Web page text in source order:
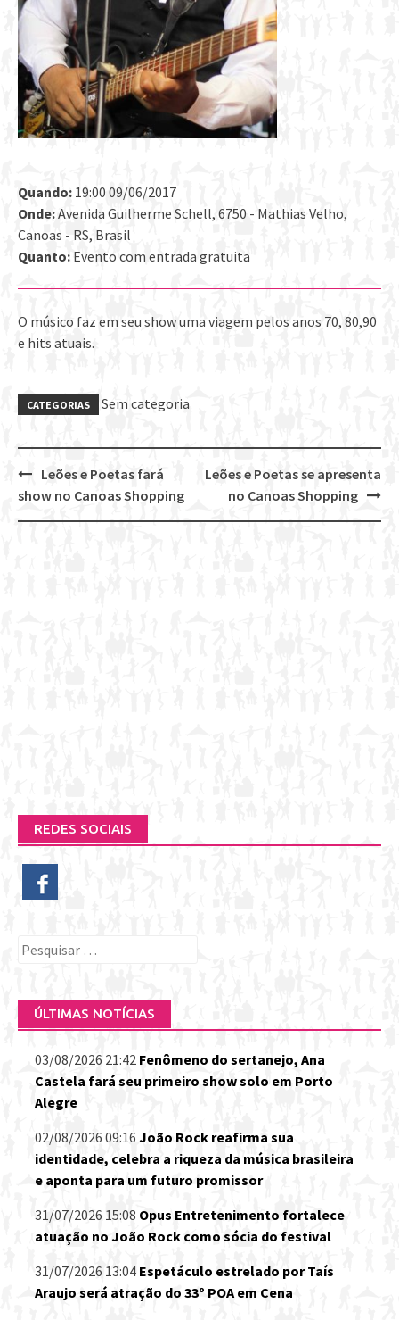
Quando: 19:00 09/06/2017
Onde:Avenida Guilherme Schell, 6750 - Mathias Velho,
Canoas - RS, Brasil
Quanto: Evento com entrada gratuita
O músico faz em seu show uma viagem pelos anos 70, 80,90
e hits atuais.
CATEGORIAS Sem categoria
Post
navigation
Leões e Poetas se apresenta
no Canoas Shopping
Leões e Poetas fará
show no Canoas Shopping
REDES SOCIAIS
Pesquisar
ÚLTIMAS NOTÍCIAS
03/08/2026 21:42 Fenômeno do sertanejo, Ana
Castela fará seu primeiro show solo em Porto
Alegre
02/08/2026 09:16 João Rock reafirma sua
identidade, celebra a riqueza da música brasileira
e aponta para um futuro promissor
31/07/2026 15:08 Opus Entretenimento fortalece
atuação no João Rock como sócia do festival
31/07/2026 13:04 Espetáculo estrelado por Taís
Araujo será atração do 33º POA em Cena